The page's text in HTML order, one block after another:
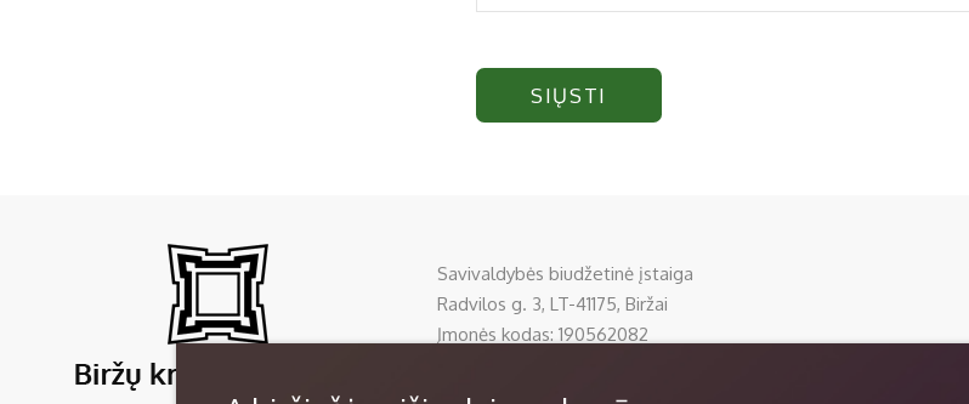
SIŲSTI
Savivaldybės biudžetinė įstaiga
Radvilos g. 3, LT-41175, Biržai
Įmonės kodas: 190562082
El. p.
sela@birzumuziejus.lt